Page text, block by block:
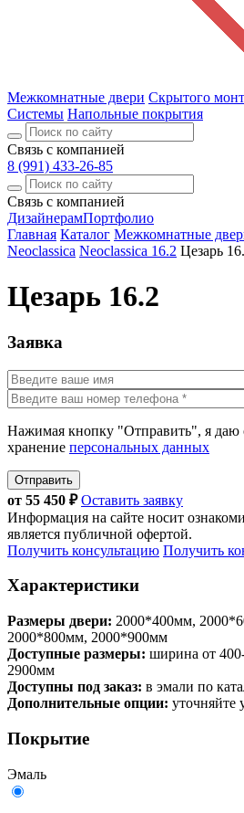
Межкомнатные двери Скрытого
Системы Напольные покрытия
Связь с компанией
8 (991) 433-26-85
Связь с компанией
ДизайнерамПортфолио
Главная Каталог Межкомнатные
Neoclassica Neoclassica 16.2 Цезарь
Цезарь 16.2
Заявка
Нажимая кнопку "Отправить", я даю
хранение персональных данных
Отправить
от 55 450 ₽Оставить заявку
Информация на сайте носит
является публичной офертой.
Получить консультацию Получить
Характеристики
Размеры двери: 2000*400мм,
2000*800мм, 2000*900мм
Доступные размеры: ширина от
2900мм
Доступны под заказ: в эмали по
Дополнительные опции: уточняйте
Покрытие
Эмаль